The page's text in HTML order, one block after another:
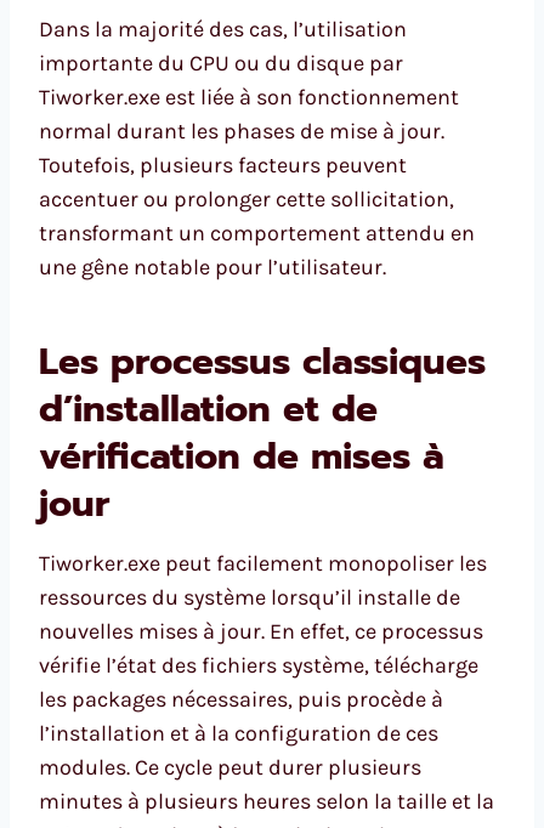
Dans la majorité des cas, l’utilisation
importante du CPU ou du disque par
Tiworker.exe est liée à son fonctionnement
normal durant les phases de mise à jour.
Toutefois, plusieurs facteurs peuvent
accentuer ou prolonger cette sollicitation,
transformant un comportement attendu en
une gêne notable pour l’utilisateur.
Les processus classiques
d’installation et de
vérification de mises à
jour
Tiworker.exe peut facilement monopoliser les
ressources du système lorsqu’il installe de
nouvelles mises à jour. En effet, ce processus
vérifie l’état des fichiers système, télécharge
les packages nécessaires, puis procède à
l’installation et à la configuration de ces
modules. Ce cycle peut durer plusieurs
minutes à plusieurs heures selon la taille et la